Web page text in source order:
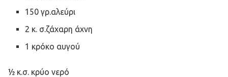
150 γρ.αλεύρι
2 κ. σ.ζάχαρη άχνη
1 κρόκο αυγού
½ κ.σ. κρύο νερό